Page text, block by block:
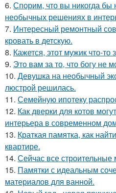
6. Спорим, что вы никогда бы
необычных решениях в
7. Интересный ремонтный
кровать в детскую.
8. Кажется, этот мужик что-то
9. Это вам за то, что богу не
10. Девушка на необычный
люстрой решилась.
11. Семейную ипотеку
12. Как дверки для котов
интерьера в современном
13. Краткая памятка, как
квартире.
14. Сейчас все
15. Памятки с идеальным
материалов для ванной.